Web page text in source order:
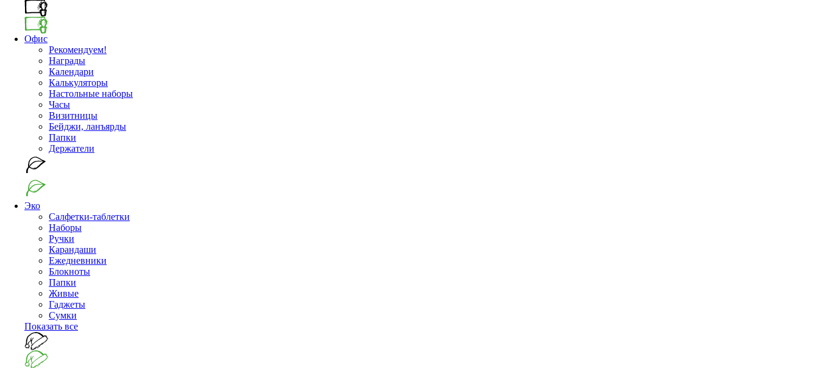
Офис
Рекомендуем!
Награды
Календари
Калькуляторы
Настольные наборы
Часы
Визитницы
Бейджи, ланъярды
Папки
Держатели
Эко
Салфетки-таблетки
Наборы
Ручки
Карандаши
Ежедневники
Блокноты
Папки
Живые
Гаджеты
Сумки
Показать все